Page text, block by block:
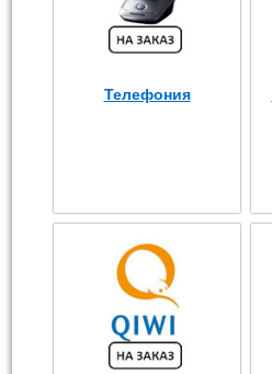
Телефония